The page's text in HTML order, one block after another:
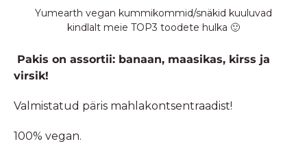
põhjal
Yumearth vegan kummikommid/snäkid kuuluvad
kindlalt meie TOP3 toodete hulka 🙂
Pakis on assortii: banaan, maasikas, kirss ja
virsik!
Valmistatud päris mahlakontsentraadist!
100% vegan.